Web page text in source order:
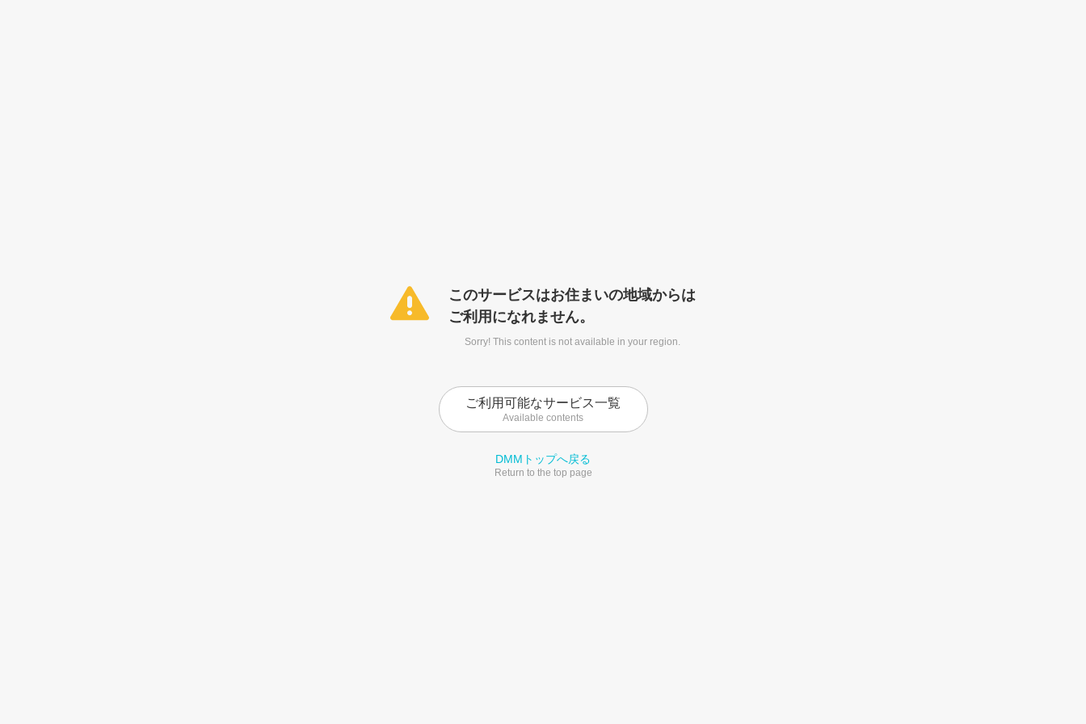
このサービスはお住まいの地域からは
ご利用になれません。
Sorry! This content is not available in your region.
ご利用可能なサービス一覧
Available contents
DMMトップへ戻る
Return to the top page